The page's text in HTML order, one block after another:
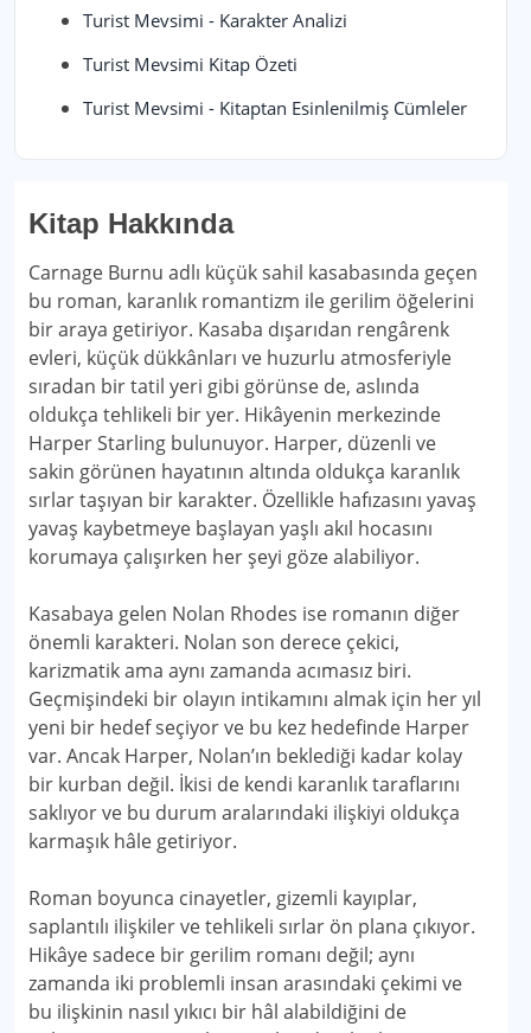
Turist Mevsimi - Karakter Analizi
Turist Mevsimi Kitap Özeti
Turist Mevsimi - Kitaptan Esinlenilmiş Cümleler
Kitap Hakkında
Carnage Burnu adlı küçük sahil kasabasında geçen
bu roman, karanlık romantizm ile gerilim öğelerini
bir araya getiriyor. Kasaba dışarıdan rengârenk
evleri, küçük dükkânları ve huzurlu atmosferiyle
sıradan bir tatil yeri gibi görünse de, aslında
oldukça tehlikeli bir yer. Hikâyenin merkezinde
Harper Starling bulunuyor. Harper, düzenli ve
sakin görünen hayatının altında oldukça karanlık
sırlar taşıyan bir karakter. Özellikle hafızasını yavaş
yavaş kaybetmeye başlayan yaşlı akıl hocasını
korumaya çalışırken her şeyi göze alabiliyor.
Kasabaya gelen Nolan Rhodes ise romanın diğer
önemli karakteri. Nolan son derece çekici,
karizmatik ama aynı zamanda acımasız biri.
Geçmişindeki bir olayın intikamını almak için her yıl
yeni bir hedef seçiyor ve bu kez hedefinde Harper
var. Ancak Harper, Nolan’ın beklediği kadar kolay
bir kurban değil. İkisi de kendi karanlık taraflarını
saklıyor ve bu durum aralarındaki ilişkiyi oldukça
karmaşık hâle getiriyor.
Roman boyunca cinayetler, gizemli kayıplar,
saplantılı ilişkiler ve tehlikeli sırlar ön plana çıkıyor.
Hikâye sadece bir gerilim romanı değil; aynı
zamanda iki problemli insan arasındaki çekimi ve
bu ilişkinin nasıl yıkıcı bir hâl alabildiğini de